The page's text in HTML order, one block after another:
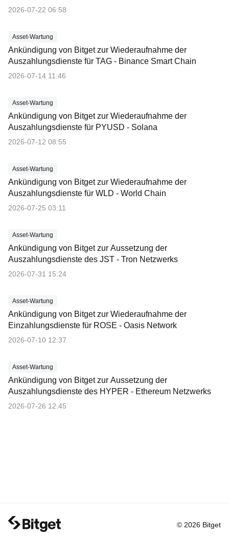
ZILUSDT,WETUSDT,RAYUSDT,PEOPLEUSDT,NIGHT
2026-07-22 06:58
Asset-Wartung
Ankündigung von Bitget zur Wiederaufnahme der
Auszahlungsdienste für TAG - Binance Smart Chain
2026-07-14 11:46
Asset-Wartung
Ankündigung von Bitget zur Wiederaufnahme der
Auszahlungsdienste für PYUSD - Solana
2026-07-12 08:55
Asset-Wartung
Ankündigung von Bitget zur Wiederaufnahme der
Auszahlungsdienste für WLD - World Chain
2026-07-25 03:11
Asset-Wartung
Ankündigung von Bitget zur Aussetzung der
Auszahlungsdienste des JST - Tron Netzwerks
2026-07-31 15:24
Asset-Wartung
Ankündigung von Bitget zur Wiederaufnahme der
Einzahlungsdienste für ROSE - Oasis Network
2026-07-10 12:37
Asset-Wartung
Ankündigung von Bitget zur Aussetzung der
Auszahlungsdienste des HYPER - Ethereum Netzwerks
2026-07-26 12:45
© 2026 Bitget